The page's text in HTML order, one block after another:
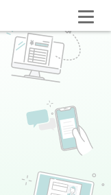
給与計算